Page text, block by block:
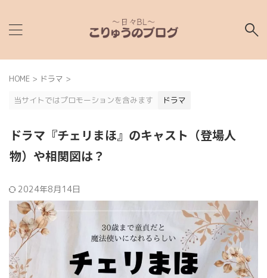
HOME > ドラマ >
当サイトではプロモーションを含みます
ドラマ
ドラマ『チェリまほ』のキャスト（登場人
物）や相関図は？
2024年8月14日